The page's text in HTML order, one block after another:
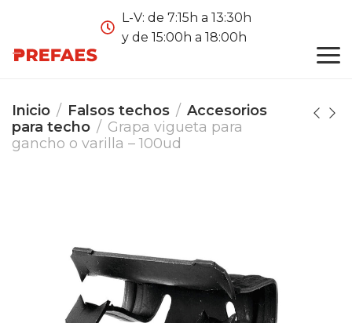
L-V: de 7:15h a 13:30h
y de 15:00h a 18:00h
Inicio Falsos techos
Accesorios
para techo
Grapa vigueta para
gancho o varilla – 100ud